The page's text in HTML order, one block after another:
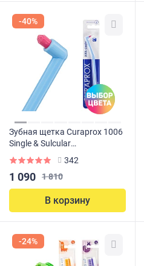
-40%
Зубная щетка Curaprox 1006
Single & Sulcular
(монопучковая)
342
1 810
1 090
В корзину
-24%